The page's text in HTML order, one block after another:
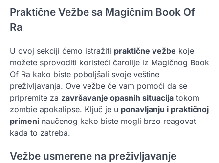
Praktične Vežbe sa Magičnim Book Of
Ra
U ovoj sekciji ćemo istražiti praktične vežbe koje
možete sprovoditi koristeći čarolije iz Magičnog Book
Of Ra kako biste poboljšali svoje veštine
preživljavanja. Ove vežbe će vam pomoći da se
pripremite za završavanje opasnih situacija tokom
zombie apokalipse. Ključ je u ponavljanju i praktičnoj
primeni naučenog kako biste mogli brzo reagovati
kada to zatreba.
Vežbe usmerene na preživljavanje